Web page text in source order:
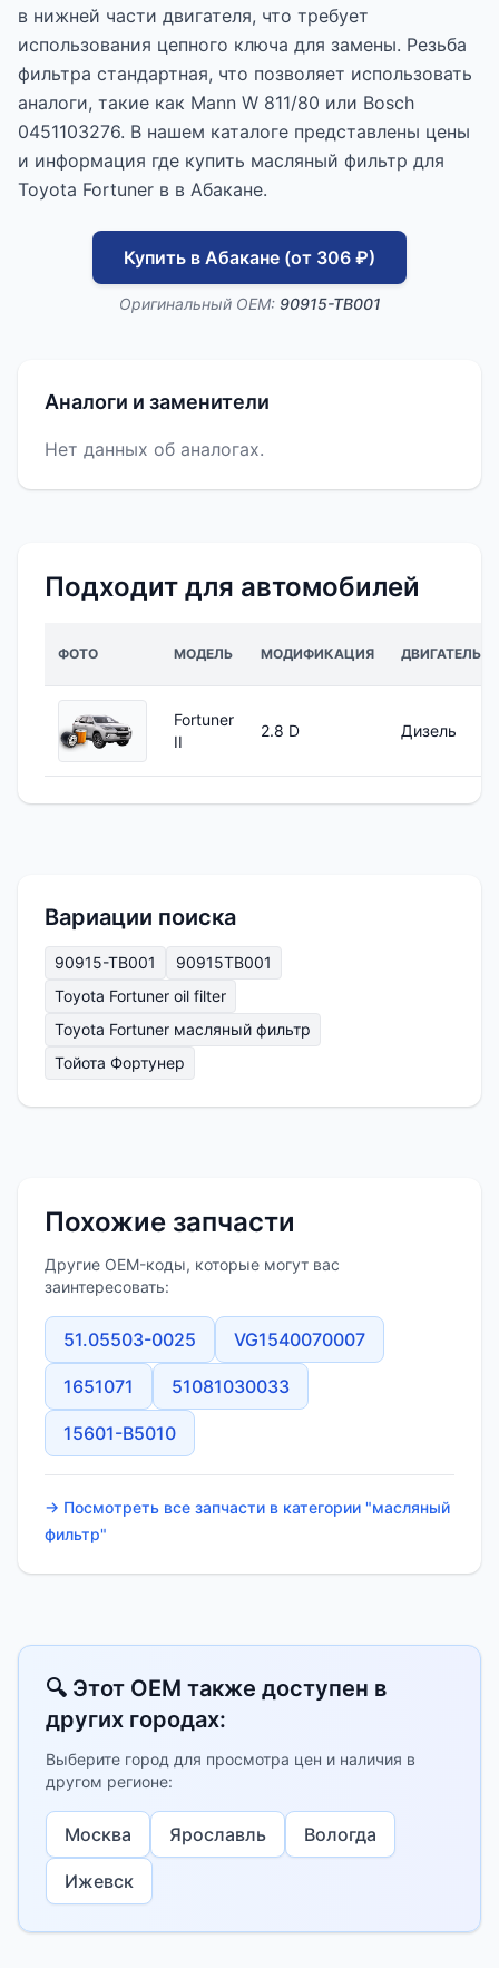
в нижней части двигателя, что требует
использования цепного ключа для замены. Резьба
фильтра стандартная, что позволяет использовать
аналоги, такие как Mann W 811/80 или Bosch
0451103276. В нашем каталоге представлены цены
и информация где купить масляный фильтр для
Toyota Fortuner в в Абакане.
Купить в Абакане (от 306 ₽)
Оригинальный OEM: 90915-TB001
Аналоги и заменители
Нет данных об аналогах.
Подходит для автомобилей
ФОТО МОДЕЛЬ МОДИФИКАЦИЯ ДВИГАТЕЛЬ
Fortuner
II
2.8 D Дизель
Вариации поиска
90915-TB001
90915TB001
Toyota Fortuner oil filter
Toyota Fortuner масляный фильтр
Тойота Фортунер
Похожие запчасти
Другие OEM-коды, которые могут вас
заинтересовать:
51.05503-0025 VG1540070007
1651071 51081030033
15601-B5010
→ Посмотреть все запчасти в категории "масляный
фильтр"
🔍 Этот OEM также доступен в
других городах:
Выберите город для просмотра цен и наличия в
другом регионе:
Москва Ярославль Вологда
Ижевск